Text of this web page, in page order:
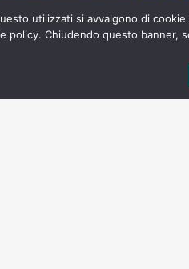
utilizzati si avvalgono di
Chiudendo questo banner,